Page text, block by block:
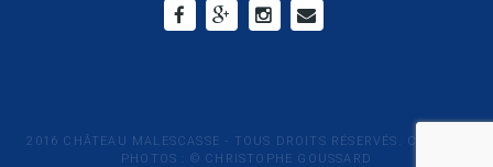
2016 CHÂTEAU MALESCASSE - TOUS DROITS RÉSERVÉS. CRÉDITS
PHOTOS : © CHRISTOPHE GOUSSARD